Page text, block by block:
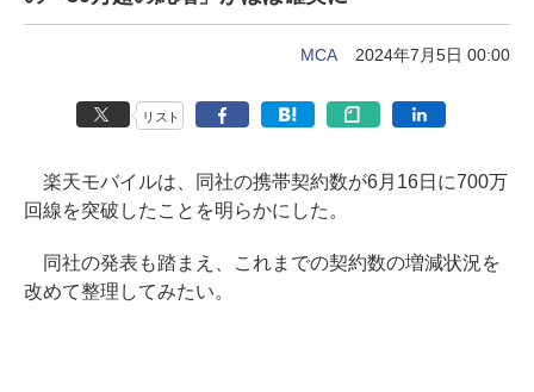
MCA 2024年7月5日 00:00
リスト
楽天モバイルは、同社の携帯契約数が6月16日に700万
回線を突破したことを明らかにした。
同社の発表も踏まえ、これまでの契約数の増減状況を
改めて整理してみたい。